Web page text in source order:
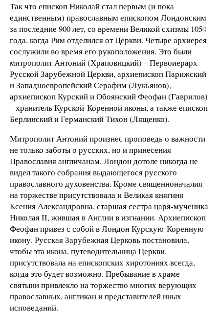
Так что епископ Николай стал первым (и пока
единственным) православным епископом Лондонским
за последние 900 лет, со времени Великой схизмы 1054
года, когда Рим отделился от Церкви. Четыре архиерея
сослужили во время его рукоположения. Это были
митрополит Антоний (Храповицкий) – Первоиерарх
Русской Зарубежной Церкви, архиепископ Парижский
и Западноевропейский Серафим (Лукьянов),
архиепископ Курский и Обоянский Феофан (Гаврилов)
– хранитель Курской-Коренной иконы, а также епископ
Берлинский и Германский Тихон (Лященко).
Митрополит Антоний произнес проповедь о важности
не только заботы о русских, но и принесения
Православия англичанам. Лондон дотоле никогда не
видел такого собрания выдающегося русского
православного духовенства. Кроме священноначалия
на торжестве присутствовала и Великая княгиня
Ксения Александровна, старшая сестра царя-мученика
Николая II, жившая в Англии в изгнании. Архиепископ
Феофан привез с собой в Лондон Курскую-Коренную
икону. Русская Зарубежная Церковь постановила,
чтобы эта икона, путеводительница Церкви,
присутствовала на епископских хиротониях всегда,
когда это будет возможно. Пребывание в храме
святыни привлекло на торжество многих верующих
православных, англикан и представителей иных
исповеданий.